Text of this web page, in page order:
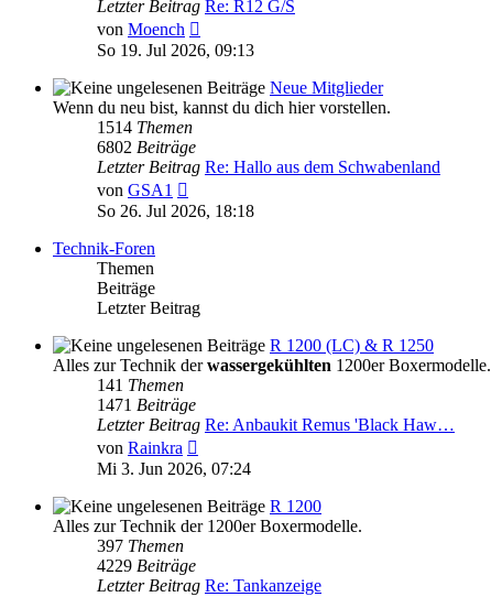
Letzter Beitrag Re: R12 G/S
von Moench
Beitrag
So 19. Jul 2026, 09:13
Neue Mitglieder
Wenn du neu bist, kannst du dich hier vorstellen.
1514 Themen
6802 Beiträge
Letzter Beitrag Re: Hallo aus dem Schwabenland
von GSA1
Beitrag
So 26. Jul 2026, 18:18
Technik-Foren
Themen
Beiträge
Letzter Beitrag
R 1200 (LC) & R 1250
Alles zur Technik derwassergekühlten 1200er Boxermodelle.
141 Themen
1471 Beiträge
Letzter Beitrag Re: Anbaukit Remus 'Black Haw…
von Rainkra
Beitrag
Mi 3. Jun 2026, 07:24
R 1200
Alles zur Technik der 1200er Boxermodelle.
397 Themen
4229 Beiträge
Letzter Beitrag Re: Tankanzeige